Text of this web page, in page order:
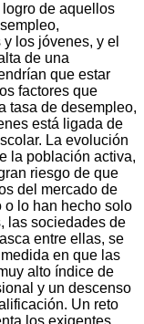
de aquellos
los jóvenes, y el
de una
que estar
factores que
tasa de desempleo,
está ligada de
La evolución
la población activa,
riesgo de que
del mercado de
o lo han hecho solo
las sociedades de
entre ellas, se
en que las
alto índice de
y un descenso
Un reto
los exigentes